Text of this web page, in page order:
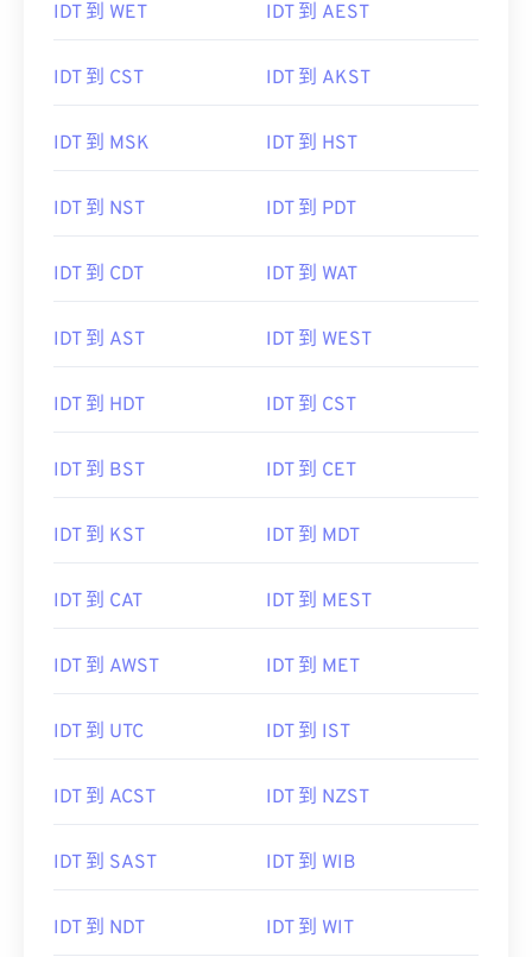
IDT 到 WET IDT 到 AEST
IDT 到 CST IDT 到 AKST
IDT 到 MSK IDT 到 HST
IDT 到 NST IDT 到 PDT
IDT 到 CDT IDT 到 WAT
IDT 到 AST IDT 到 WEST
IDT 到 HDT IDT 到 CST
IDT 到 BST IDT 到 CET
IDT 到 KST IDT 到 MDT
IDT 到 CAT IDT 到 MEST
IDT 到 AWST IDT 到 MET
IDT 到 UTC IDT 到 IST
IDT 到 ACST IDT 到 NZST
IDT 到 SAST IDT 到 WIB
IDT 到 NDT IDT 到 WIT